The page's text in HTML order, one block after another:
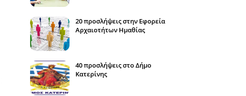
20 προσλήψεις στην Εφορεία
Αρχαιοτήτων Ημαθίας
40 προσλήψεις στο Δήμο
Κατερίνης